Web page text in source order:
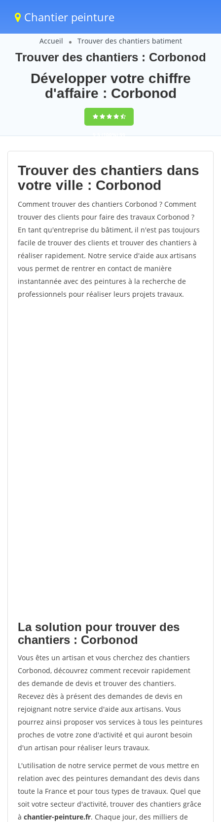
Chantier peinture
Accueil Trouver des chantiers batiment
Trouver des chantiers : Corbonod
Développer votre chiffre
d'affaire : Corbonod
9,5(100%)59
votes
Trouver des chantiers dans
votre ville : Corbonod
Comment trouver des chantiers Corbonod ? Comment
trouver des clients pour faire des travaux Corbonod ?
En tant qu'entreprise du bâtiment, il n'est pas toujours
facile de trouver des clients et trouver des chantiers à
réaliser rapidement. Notre service d'aide aux artisans
vous permet de rentrer en contact de manière
instantannée avec des peintures à la recherche de
professionnels pour réaliser leurs projets travaux.
La solution pour trouver des
chantiers : Corbonod
Vous êtes un artisan et vous cherchez des chantiers
Corbonod, découvrez comment recevoir rapidement
des demande de devis et trouver des chantiers.
Recevez dès à présent des demandes de devis en
rejoignant notre service d'aide aux artisans. Vous
pourrez ainsi proposer vos services à tous les peintures
proches de votre zone d'activité et qui auront besoin
d'un artisan pour réaliser leurs travaux.
L'utilisation de notre service permet de vous mettre en
relation avec des peintures demandant des devis dans
toute la France et pour tous types de travaux. Quel que
soit votre secteur d'activité, trouver des chantiers grâce
à chantier-peinture.fr. Chaque jour, des milliers de